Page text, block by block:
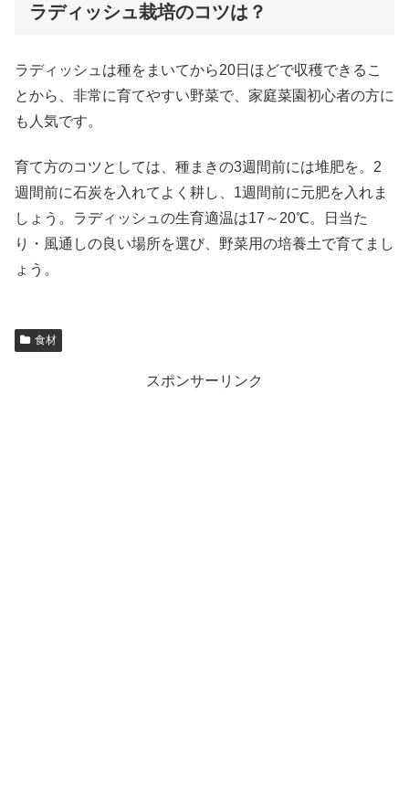
ラディッシュ栽培のコツは？
ラディッシュは種をまいてから20日ほどで収穫できるこ
とから、非常に育てやすい野菜で、家庭菜園初心者の方に
も人気です。
育て方のコツとしては、種まきの3週間前には堆肥を。2
週間前に石炭を入れてよく耕し、1週間前に元肥を入れま
しょう。ラディッシュの生育適温は17～20℃。日当た
り・風通しの良い場所を選び、野菜用の培養土で育てまし
ょう。
食材
スポンサーリンク